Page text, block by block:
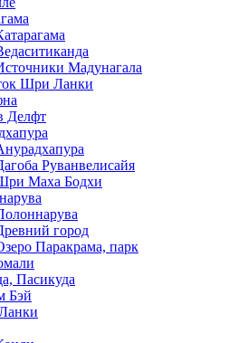
Мадунагала
Шри Ланки
Делфт
Руванвелисайя
Маха Бодхи
город
Паракрама, парк
Пасикуда
Бэй